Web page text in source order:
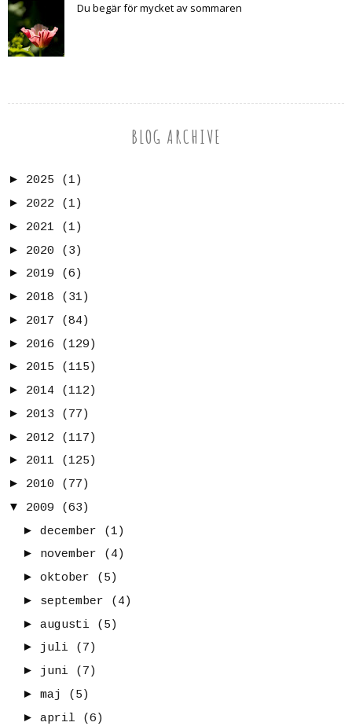
Du begär för mycket av sommaren
BLOG ARCHIVE
► 2025
(1)
► 2022
(1)
► 2021
(1)
► 2020
(3)
► 2019
(6)
► 2018
(31)
► 2017
(84)
► 2016
(129)
► 2015
(115)
► 2014
(112)
► 2013
(77)
► 2012
(117)
► 2011
(125)
► 2010
(77)
▼
2009
(63)
► december
(1)
► november
(4)
► oktober
(5)
► september
(4)
► augusti
(5)
► juli
(7)
► juni
(7)
► maj
(5)
► april
(6)